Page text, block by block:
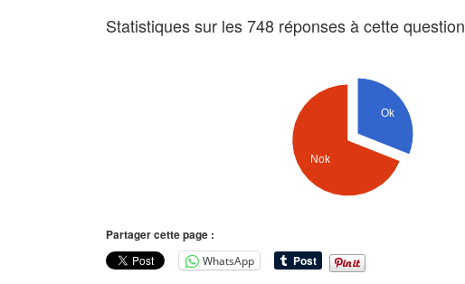
Statistiques sur les 748 réponses à cette question
Ok
Nok
Partager cette page :
WhatsApp